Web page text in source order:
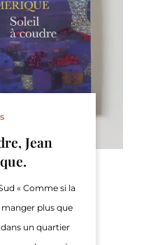
Jean
« Comme si la
plus que
dans un quartier